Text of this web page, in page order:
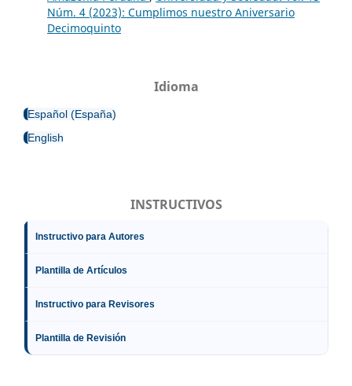
Núm. 4 (2023): Cumplimos nuestro Aniversario
Decimoquinto
Idioma
Español (España)
English
INSTRUCTIVOS
Instructivo para Autores
Plantilla de Artículos
Instructivo para Revisores
Plantilla de Revisión